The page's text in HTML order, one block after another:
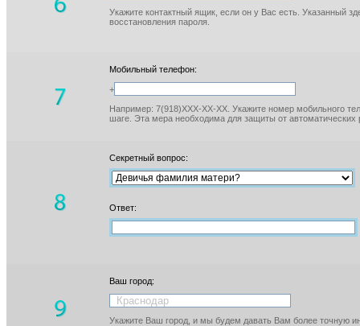
Укажите контактный ящик, если он у Вас есть. Указанный
восстановления пароля.
Мобильный телефон:
+
Например: 7(918)XXX-XX-XX. Укажите номер мобильного
шаге. Эта мера необходима для защиты от автоматических
Секретный вопрос:
Ответ:
Ваш город:
Укажите Ваш город, и мы будем давать Вам более точную